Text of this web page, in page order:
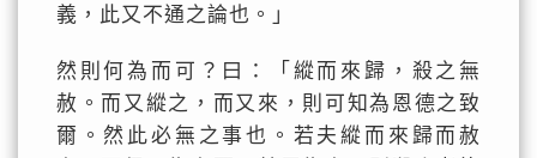
義，此又不通之論也。」
然則何為而可？曰：「縱而來歸，殺之無
赦。而又縱之，而又來，則可知為恩德之致
爾。然此必無之事也。若夫縱而來歸而赦